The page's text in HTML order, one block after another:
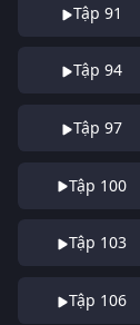
Tập 91
Tập 94
Tập 97
Tập 100
Tập 103
Tập 106